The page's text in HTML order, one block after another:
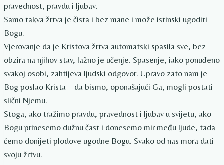
pravednost, pravdu i ljubav.
Samo takva žrtva je čista i bez mane i može istinski ugoditi
Bogu.
Vjerovanje da je Kristova žrtva automatski spasila sve, bez
obzira na njihov stav, lažno je učenje. Spasenje, iako ponuđeno
svakoj osobi, zahtijeva ljudski odgovor. Upravo zato nam je
Bog poslao Krista – da bismo, oponašajući Ga, mogli postati
slični Njemu.
Stoga, ako tražimo pravdu, pravednost i ljubav u svijetu, ako
Bogu prinesemo dužnu čast i donesemo mir među ljude, tada
ćemo donijeti plodove ugodne Bogu. Svako od nas mora dati
svoju žrtvu.